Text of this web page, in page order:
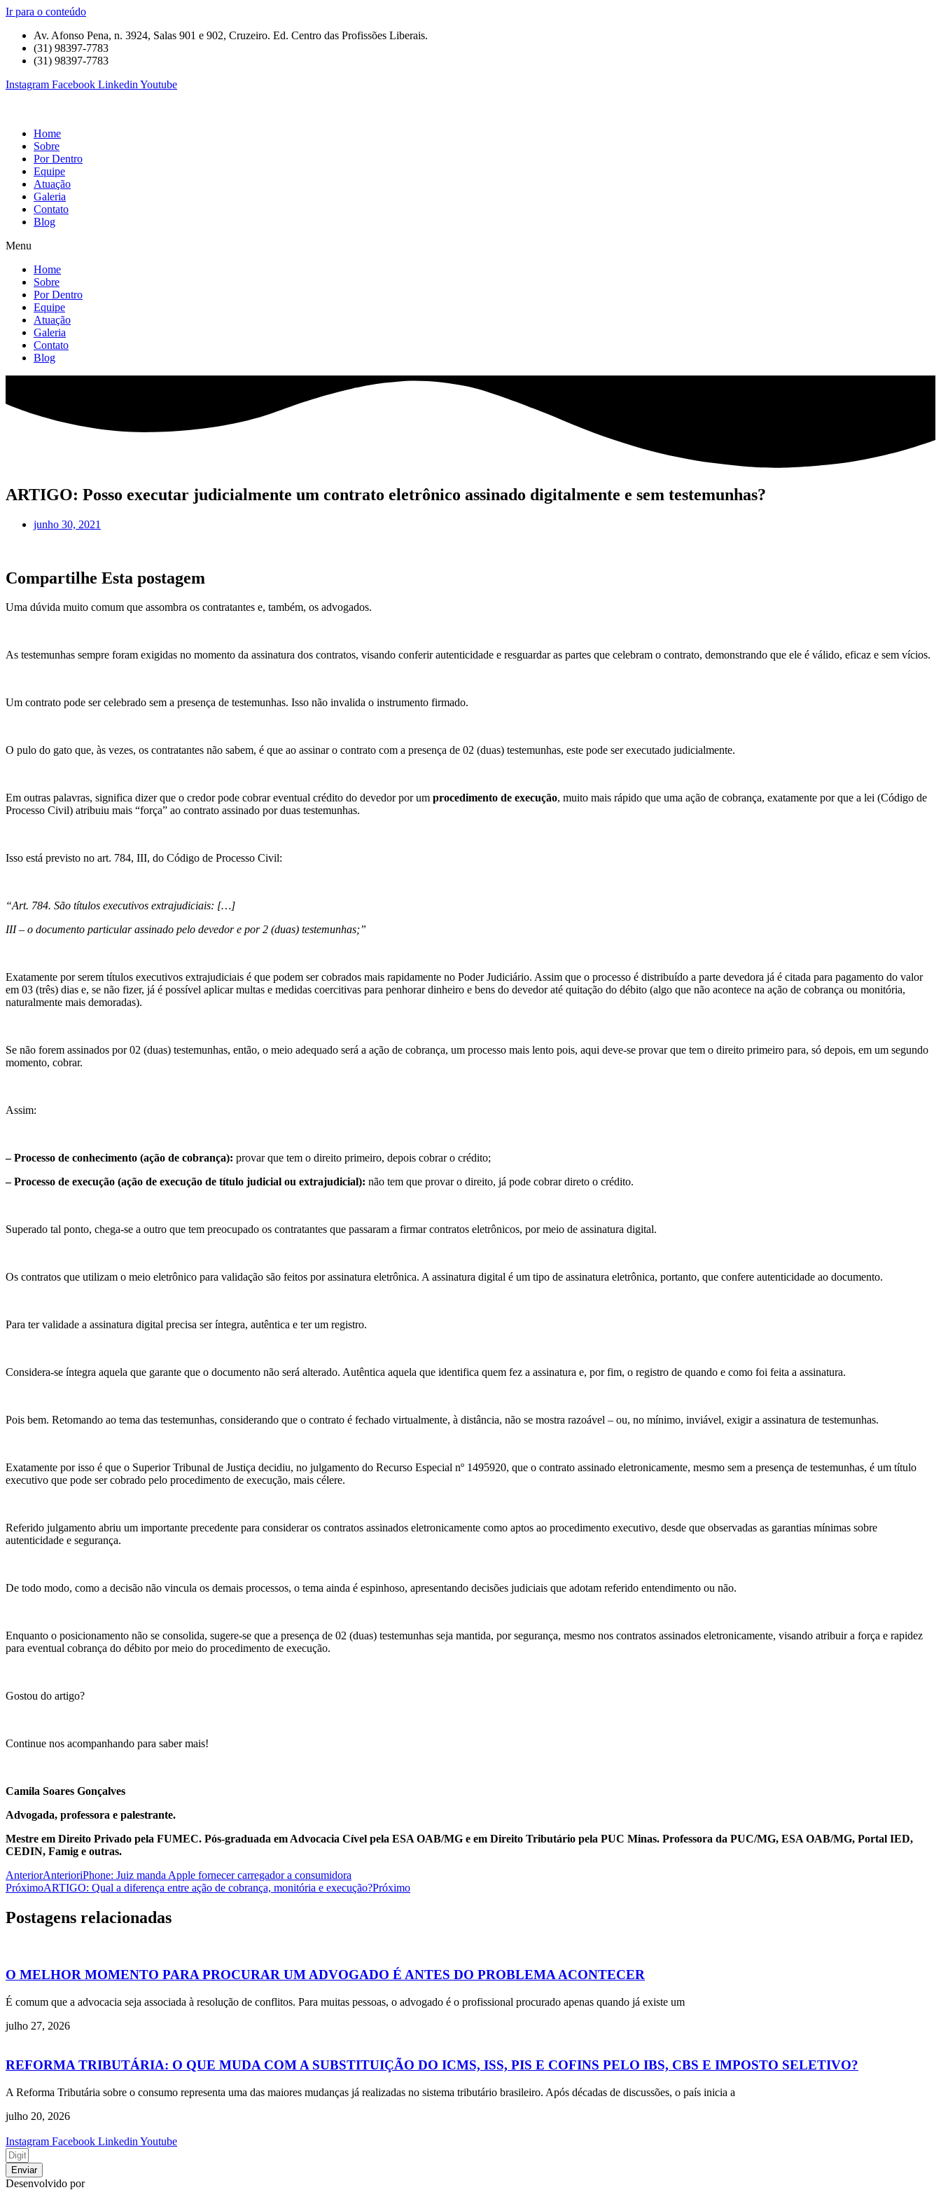
Ir para o conteúdo
Av. Afonso Pena, n. 3924, Salas 901 e 902, Cruzeiro. Ed. Centro das Profissões Liberais.
(31) 98397-7783
(31) 98397-7783
Instagram Facebook Linkedin Youtube
Home
Sobre
Por Dentro
Equipe
Atuação
Galeria
Contato
Blog
Menu
Home
Sobre
Por Dentro
Equipe
Atuação
Galeria
Contato
Blog
ARTIGO: Posso executar judicialmente um contrato eletrônico assinado digitalmente e sem testemunhas?
junho 30, 2021
Compartilhe Esta postagem
Uma dúvida muito comum que assombra os contratantes e, também, os advogados.
As testemunhas sempre foram exigidas no momento da assinatura dos contratos, visando conferir autenticidade e resguardar as partes que celebram o contrato, demonstrando que ele é válido, eficaz e sem vícios.
Um contrato pode ser celebrado sem a presença de testemunhas. Isso não invalida o instrumento firmado.
O pulo do gato que, às vezes, os contratantes não sabem, é que ao assinar o contrato com a presença de 02 (duas) testemunhas, este pode ser executado judicialmente.
Em outras palavras, significa dizer que o credor pode cobrar eventual crédito do devedor por um procedimento de execução, muito mais rápido que uma ação de cobrança, exatamente por que a lei (Código de
Processo Civil) atribuiu mais “força” ao contrato assinado por duas testemunhas.
Isso está previsto no art. 784, III, do Código de Processo Civil:
“Art. 784. São títulos executivos extrajudiciais: […]
III – o documento particular assinado pelo devedor e por 2 (duas) testemunhas;”
Exatamente por serem títulos executivos extrajudiciais é que podem ser cobrados mais rapidamente no Poder Judiciário. Assim que o processo é distribuído a parte devedora já é citada para pagamento do valor
em 03 (três) dias e, se não fizer, já é possível aplicar multas e medidas coercitivas para penhorar dinheiro e bens do devedor até quitação do débito (algo que não acontece na ação de cobrança ou monitória,
naturalmente mais demoradas).
Se não forem assinados por 02 (duas) testemunhas, então, o meio adequado será a ação de cobrança, um processo mais lento pois, aqui deve-se provar que tem o direito primeiro para, só depois, em um segundo
momento, cobrar.
Assim:
– Processo de conhecimento (ação de cobrança): provar que tem o direito primeiro, depois cobrar o crédito;
– Processo de execução (ação de execução de título judicial ou extrajudicial): não tem que provar o direito, já pode cobrar direto o crédito.
Superado tal ponto, chega-se a outro que tem preocupado os contratantes que passaram a firmar contratos eletrônicos, por meio de assinatura digital.
Os contratos que utilizam o meio eletrônico para validação são feitos por assinatura eletrônica. A assinatura digital é um tipo de assinatura eletrônica, portanto, que confere autenticidade ao documento.
Para ter validade a assinatura digital precisa ser íntegra, autêntica e ter um registro.
Considera-se íntegra aquela que garante que o documento não será alterado. Autêntica aquela que identifica quem fez a assinatura e, por fim, o registro de quando e como foi feita a assinatura.
Pois bem. Retomando ao tema das testemunhas, considerando que o contrato é fechado virtualmente, à distância, não se mostra razoável – ou, no mínimo, inviável, exigir a assinatura de testemunhas.
Exatamente por isso é que o Superior Tribunal de Justiça decidiu, no julgamento do Recurso Especial nº 1495920, que o contrato assinado eletronicamente, mesmo sem a presença de testemunhas, é um título
executivo que pode ser cobrado pelo procedimento de execução, mais célere.
Referido julgamento abriu um importante precedente para considerar os contratos assinados eletronicamente como aptos ao procedimento executivo, desde que observadas as garantias mínimas sobre
autenticidade e segurança.
De todo modo, como a decisão não vincula os demais processos, o tema ainda é espinhoso, apresentando decisões judiciais que adotam referido entendimento ou não.
Enquanto o posicionamento não se consolida, sugere-se que a presença de 02 (duas) testemunhas seja mantida, por segurança, mesmo nos contratos assinados eletronicamente, visando atribuir a força e rapidez
para eventual cobrança do débito por meio do procedimento de execução.
Gostou do artigo?
Continue nos acompanhando para saber mais!
Camila Soares Gonçalves
Advogada, professora e palestrante.
Mestre em Direito Privado pela FUMEC. Pós-graduada em Advocacia Cível pela ESA OAB/MG e em Direito Tributário pela PUC Minas. Professora da PUC/MG, ESA OAB/MG, Portal IED,
CEDIN, Famig e outras.
AnteriorAnterioriPhone: Juiz manda Apple fornecer carregador a consumidora
PróximoARTIGO: Qual a diferença entre ação de cobrança, monitória e execução?Próximo
Postagens relacionadas
O MELHOR MOMENTO PARA PROCURAR UM ADVOGADO É ANTES DO PROBLEMA ACONTECER
É comum que a advocacia seja associada à resolução de conflitos. Para muitas pessoas, o advogado é o profissional procurado apenas quando já existe um
julho 27, 2026
REFORMA TRIBUTÁRIA: O QUE MUDA COM A SUBSTITUIÇÃO DO ICMS, ISS, PIS E COFINS PELO IBS, CBS E IMPOSTO SELETIVO?
A Reforma Tributária sobre o consumo representa uma das maiores mudanças já realizadas no sistema tributário brasileiro. Após décadas de discussões, o país inicia a
julho 20, 2026
Instagram Facebook Linkedin Youtube
Enviar
Desenvolvido por